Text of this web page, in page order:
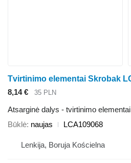
8,14 € 35 PLN
Atsarginė dalys - tvirtinimo elementai
Būklė naujas LCA109068
Lenkija, Boruja Kościelna